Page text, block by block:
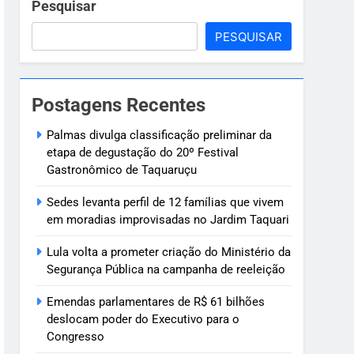
Congresso
Pesquisar
PESQUISAR
Postagens Recentes
Palmas divulga classificação preliminar da
etapa de degustação do 20º Festival
Gastronômico de Taquaruçu
Sedes levanta perfil de 12 famílias que vivem
em moradias improvisadas no Jardim Taquari
Lula volta a prometer criação do Ministério da
Segurança Pública na campanha de reeleição
Emendas parlamentares de R$ 61 bilhões
deslocam poder do Executivo para o
Congresso